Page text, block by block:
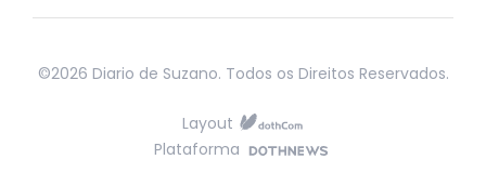
©2026 Diario de Suzano. Todos os Direitos Reservados.
Layout
Plataforma